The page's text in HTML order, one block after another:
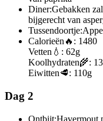
Diner:Gebakken
bijgerecht van
Tussendoortje:
Calorieën 🔥: 1480
Vetten 💧: 62g
Koolhydraten🌾:
Eiwitten🥩: 110g
Dag 2
Ontbijt:Havermout